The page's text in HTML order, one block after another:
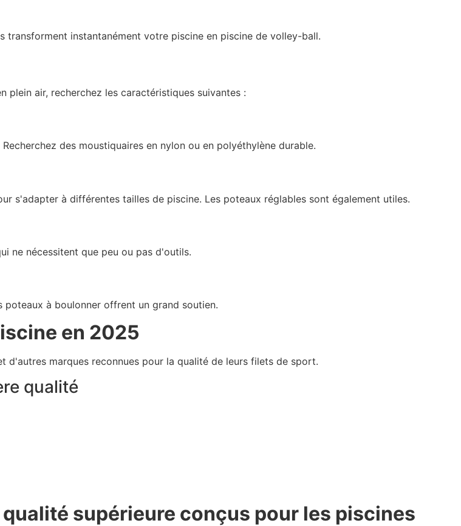
instantanément votre piscine en piscine de volley-ball.
plein air, recherchez les caractéristiques suivantes :
des moustiquaires en nylon ou en polyéthylène durable.
s'adapter à différentes tailles de piscine. Les poteaux réglables sont également utiles.
ne nécessitent que peu ou pas d'outils.
à boulonner offrent un grand soutien.
en 2025
marques reconnues pour la qualité de leurs filets de sport.
qualité
supérieure conçus pour les piscines